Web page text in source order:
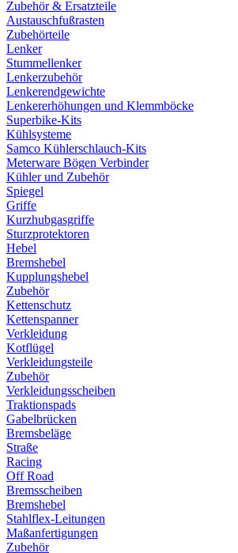
Zubehör & Ersatzteile
Austauschfußrasten
Zubehörteile
Lenker
Stummellenker
Lenkerzubehör
Lenkerendgewichte
Lenkererhöhungen und Klemmböcke
Superbike-Kits
Kühlsysteme
Samco Kühlerschlauch-Kits
Meterware Bögen Verbinder
Kühler und Zubehör
Spiegel
Griffe
Kurzhubgasgriffe
Sturzprotektoren
Hebel
Bremshebel
Kupplungshebel
Zubehör
Kettenschutz
Kettenspanner
Verkleidung
Kotflügel
Verkleidungsteile
Zubehör
Verkleidungsscheiben
Traktionspads
Gabelbrücken
Bremsbeläge
Straße
Racing
Off Road
Bremsscheiben
Bremshebel
Stahlflex-Leitungen
Maßanfertigungen
Zubehör